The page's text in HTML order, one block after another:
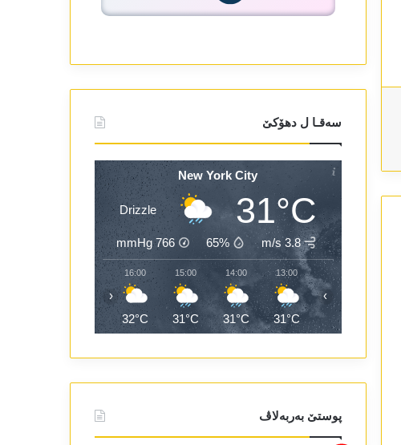
سەقـا ل دھۆکێ
New York City
31°C
Drizzle
3.8 m/s
65%
766
mmHg
13:00
31°C
14:00
31°C
15:00
31°C
16:00
32°C
32°C
‹ ›
پوستێ بەربەلاڤ